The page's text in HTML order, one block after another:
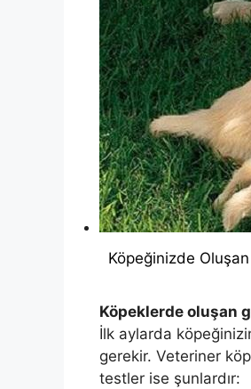
Köpeğinizde
Köpeklerde oluşan
İlk aylarda
gerekir. Veteriner
testler ise şunlardır: